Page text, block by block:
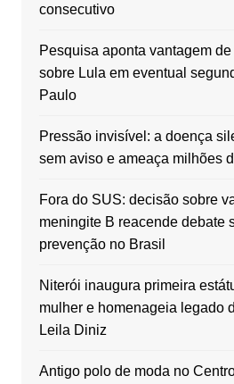
consecutivo
Pesquisa aponta vantagem
sobre Lula em eventual
Paulo
Pressão invisível: a doença
sem aviso e ameaça milhões
Fora do SUS: decisão sobre
meningite B reacende debate
prevenção no Brasil
Niterói inaugura primeira
mulher e homenageia legado
Leila Diniz
Antigo polo de moda no